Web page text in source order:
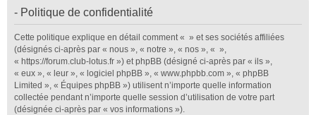
- Politique de confidentialité
Cette politique explique en détail comment « » et ses sociétés affiliées
(désignés ci-après par « nous », « notre », « nos », « »,
« https://forum.club-lotus.fr ») et phpBB (désigné ci-après par « ils »,
« eux », « leur », « logiciel phpBB », « www.phpbb.com », « phpBB
Limited », « Équipes phpBB ») utilisent n’importe quelle information
collectée pendant n’importe quelle session d’utilisation de votre part
(désignée ci-après par « vos informations »).